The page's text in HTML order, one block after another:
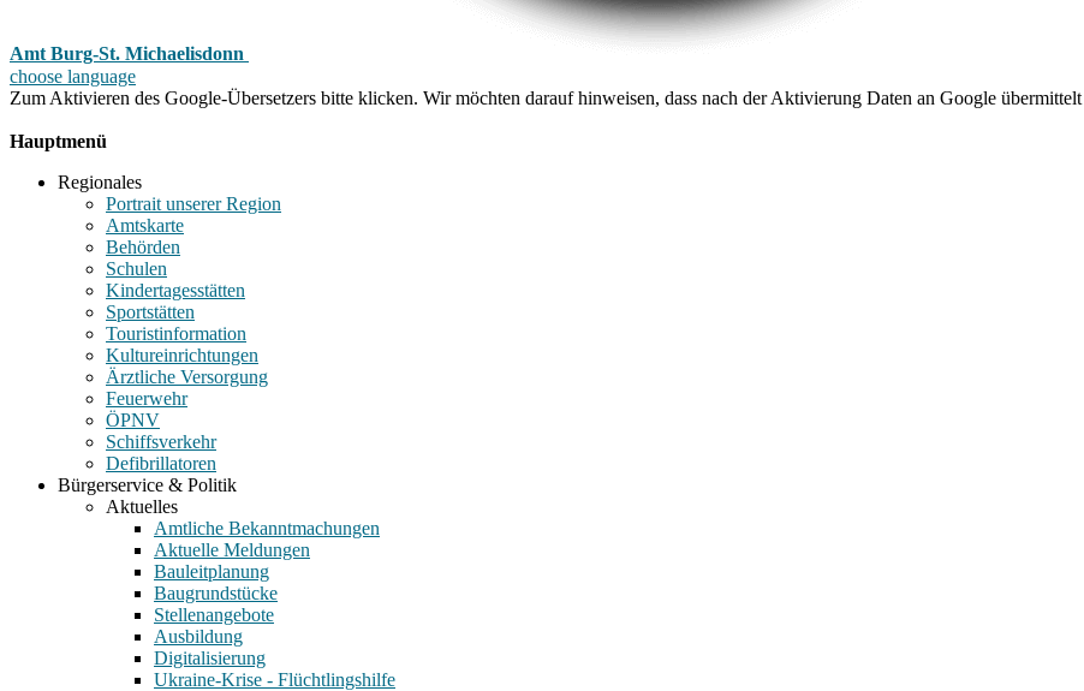
Amt Burg-St. Michaelisdonn
choose language
Zum Aktivieren des Google-Übersetzers bitte klicken. Wir möchten darauf hinweisen, dass nach der Aktivierung Daten an Google
Hauptmenü
Regionales
Portrait unserer Region
Amtskarte
Behörden
Schulen
Kindertagesstätten
Sportstätten
Touristinformation
Kultureinrichtungen
Ärztliche Versorgung
Feuerwehr
ÖPNV
Schiffsverkehr
Defibrillatoren
Bürgerservice & Politik
Aktuelles
Amtliche Bekanntmachungen
Aktuelle Meldungen
Bauleitplanung
Baugrundstücke
Stellenangebote
Ausbildung
Digitalisierung
Ukraine-Krise - Flüchtlingshilfe